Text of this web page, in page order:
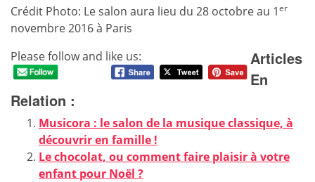
Crédit Photo: Le salon aura lieu du 28 octobre au 1er
novembre 2016 à Paris
Please follow and like us:
Articles
En
Relation :
Musicora : le salon de la musique classique, à
découvrir en famille !
Le chocolat, ou comment faire plaisir à votre
enfant pour Noël ?